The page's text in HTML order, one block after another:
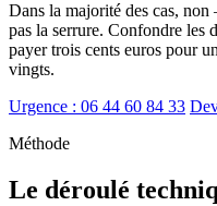
Dans la majorité des cas,
pas la serrure. Confondre les
payer trois cents euros pour
vingts.
Urgence : 06 44 60 84 33
Méthode
Le déroulé